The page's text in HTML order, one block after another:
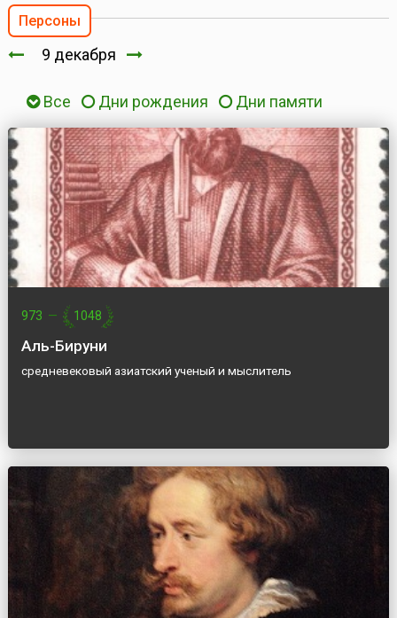
Персоны
9 декабря
Все Дни рождения Дни памяти
973 — 1048
Аль-Бируни
средневековый азиатский ученый и мыслитель